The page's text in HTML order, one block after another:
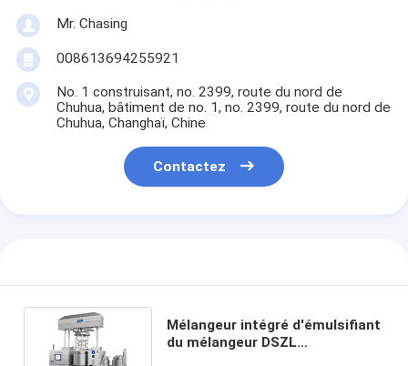
Mr. Chasing
008613694255921
No. 1 construisant, no. 2399, route du nord de
Chuhua, bâtiment de no. 1, no. 2399, route du nord de
Chuhua, Changhaï, Chine
Contactez
Mélangeur intégré d'émulsifiant
du mélangeur DSZL